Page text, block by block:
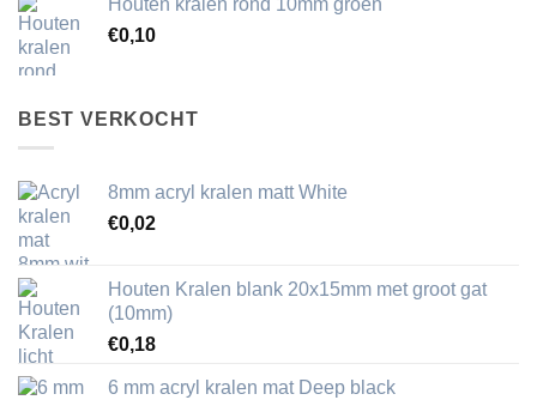
€0,10
BEST VERKOCHT
8mm acryl kralen matt White
€0,02
Houten Kralen blank 20x15mm met groot gat
(10mm)
€0,18
6 mm acryl kralen mat Deep black